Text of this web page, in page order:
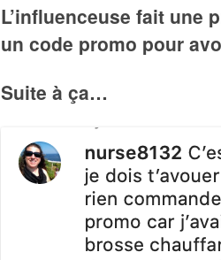
L’influenceuse fait une
un code promo pour
Suite à ça…